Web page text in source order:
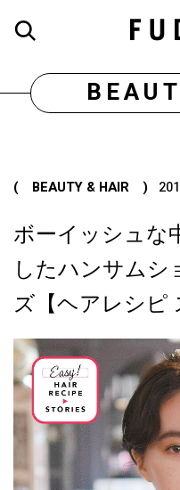
( BEAUTY & HAIR )
ボーイッシュな
したハンサム
ズ【ヘアレシピ